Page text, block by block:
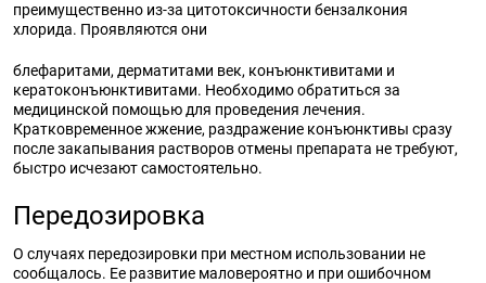
преимущественно из-за цитотоксичности бензалкония
хлорида. Проявляются они
блефаритами, дерматитами век, конъюнктивитами и
кератоконъюнктивитами. Необходимо обратиться за
медицинской помощью для проведения лечения.
Кратковременное жжение, раздражение конъюнктивы сразу
после закапывания растворов отмены препарата не требуют,
быстро исчезают самостоятельно.
Передозировка
О случаях передозировки при местном использовании не
сообщалось. Ее развитие маловероятно и при ошибочном